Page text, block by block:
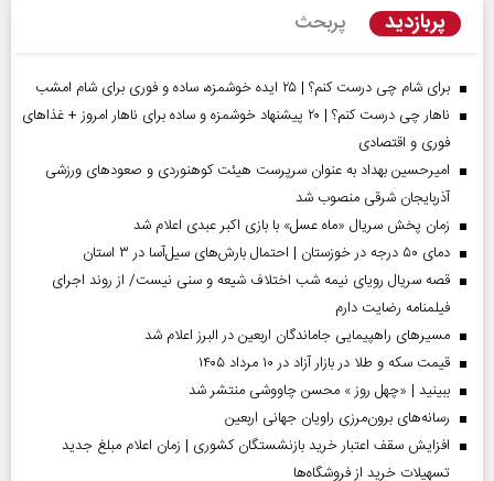
پربازدید پربحث
برای شام چی درست کنم؟ | ۲۵ ایده خوشمزه، ساده و فوری برای شام امشب
ناهار چی درست کنم؟ | ۲۰ پیشنهاد خوشمزه و ساده برای ناهار امروز + غذاهای
فوری و اقتصادی
امیرحسین بهداد به عنوان سرپرست هیئت کوهنوردی و صعودهای ورزشی
آذربایجان شرقی منصوب شد
زمان پخش سریال «ماه عسل» با بازی اکبر عبدی اعلام شد
دمای ۵۰ درجه در خوزستان | احتمال بارش‌های سیل‌آسا در ۳ استان
قصه سریال رویای نیمه شب اختلاف شیعه و سنی نیست/ از روند اجرای
فیلمنامه رضایت دارم
مسیر‌های راهپیمایی جاماندگان اربعین در البرز اعلام شد
قیمت سکه و طلا در بازار آزاد در ۱۰ مرداد ۱۴۰۵
ببینید | «چهل روز » محسن چاووشی منتشر شد
رسانه‌های برون‌مرزی راویان جهانی اربعین
افزایش سقف اعتبار خرید بازنشستگان کشوری | زمان اعلام مبلغ جدید
تسهیلات خرید از فروشگاه‌ها